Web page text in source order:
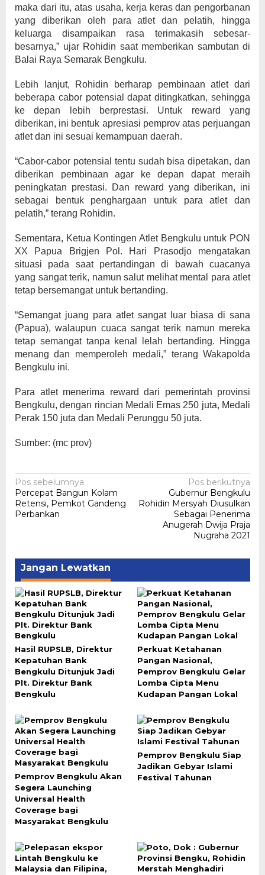
maka dari itu, atas usaha, kerja keras dan pengorbanan
yang diberikan oleh para atlet dan pelatih, hingga
keluarga disampaikan rasa terimakasih sebesar-
besarnya,” ujar Rohidin saat memberikan sambutan di
Balai Raya Semarak Bengkulu.
Lebih lanjut, Rohidin berharap pembinaan atlet dari
beberapa cabor potensial dapat ditingkatkan, sehingga
ke depan lebih berprestasi. Untuk reward yang
diberikan, ini bentuk apresiasi pemprov atas perjuangan
atlet dan ini sesuai kemampuan daerah.
“Cabor-cabor potensial tentu sudah bisa dipetakan, dan
diberikan pembinaan agar ke depan dapat meraih
peningkatan prestasi. Dan reward yang diberikan, ini
sebagai bentuk penghargaan untuk para atlet dan
pelatih,” terang Rohidin.
Sementara, Ketua Kontingen Atlet Bengkulu untuk PON
XX Papua Brigjen Pol. Hari Prasodjo mengatakan
situasi pada saat pertandingan di bawah cuacanya
yang sangat terik, namun salut melihat mental para atlet
tetap bersemangat untuk bertanding.
“Semangat juang para atlet sangat luar biasa di sana
(Papua), walaupun cuaca sangat terik namun mereka
tetap semangat tanpa kenal lelah bertanding. Hingga
menang dan memperoleh medali,” terang Wakapolda
Bengkulu ini.
Para atlet menerima reward dari pemerintah provinsi
Bengkulu, dengan rincian Medali Emas 250 juta, Medali
Perak 150 juta dan Medali Perunggu 50 juta.
Sumber: (mc prov)
Navigasi
pos
Pos sebelumnya
Percepat Bangun Kolam
Retensi, Pemkot Gandeng
Perbankan
Pos berikutnya
Gubernur Bengkulu
Rohidin Mersyah Diusulkan
Sebagai Penerima
Anugerah Dwija Praja
Nugraha 2021
Jangan Lewatkan
Hasil RUPSLB, Direktur
Kepatuhan Bank
Bengkulu Ditunjuk Jadi
Plt. Direktur Bank
Bengkulu
Perkuat Ketahanan
Pangan Nasional,
Pemprov Bengkulu Gelar
Lomba Cipta Menu
Kudapan Pangan Lokal
Pemprov Bengkulu Akan
Segera Launching
Universal Health
Coverage bagi
Masyarakat Bengkulu
Pemprov Bengkulu Siap
Jadikan Gebyar Islami
Festival Tahunan